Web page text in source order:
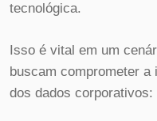
tecnológica.
Isso é vital em um
buscam comprometer a
dos dados corporativos: